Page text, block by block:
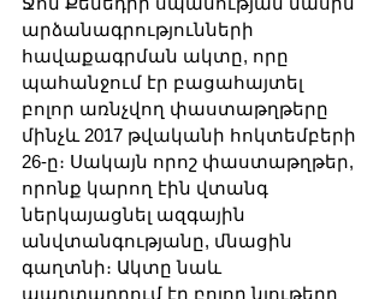
արձանագրությունների
հավաքագրման ակտը, որը
պահանջում էր բացահայտել
բոլոր առնչվող փաստաթղթերը
մինչև 2017 թվականի հոկտեմբերի
26-ը։ Սակայն որոշ փաստաթղթեր,
որոնք կարող էին վտանգ
ներկայացնել ազգային
անվտանգությանը, մնացին
գաղտնի։ Ակտը նաև
պարտադրում էր բոլոր նյութերը